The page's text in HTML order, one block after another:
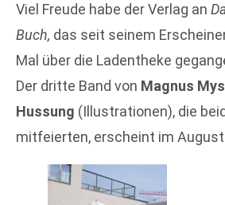
Viel Freude habe der Verlag an
Buch, das seit seinem
Mal über die Ladentheke
Der dritte Band von Magnus
Hussung (Illustrationen), die
mitfeierten, erscheint im